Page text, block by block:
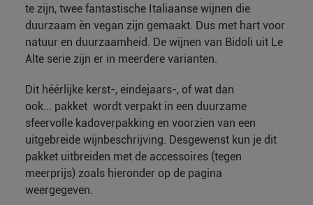
te zijn, twee fantastische Italiaanse wijnen die
duurzaam èn vegan zijn gemaakt. Dus met hart voor
natuur en duurzaamheid. De wijnen van Bidoli uit Le
Alte serie zijn er in meerdere varianten.
Dit héérlijke kerst-, eindejaars-, of wat dan
ook... pakket wordt verpakt in een duurzame
sfeervolle kadoverpakking en voorzien van een
uitgebreide wijnbeschrijving. Desgewenst kun je dit
pakket uitbreiden met de accessoires (tegen
meerprijs) zoals hieronder op de pagina
weergegeven.